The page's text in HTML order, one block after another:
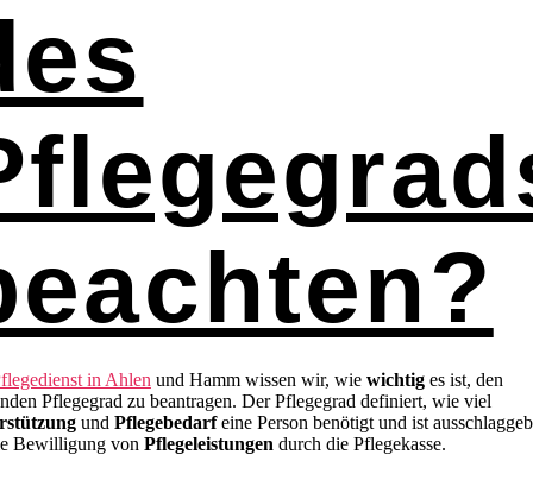
in Ahlen und Hamm wissen wir, wie wichtiges ist, den
Pflegegrad zu beantragen. Der Pflegegrad definiert, wie viel
und Pflegebedarfeine Person benötigt und ist
Bewilligung von Pflegeleistungen durch die Pflegekasse.